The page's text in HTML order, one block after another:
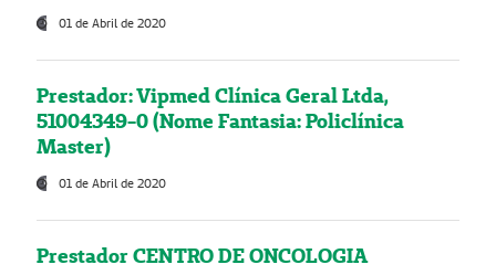
01 de Abril de 2020
Prestador: Vipmed Clínica Geral Ltda,
51004349-0 (Nome Fantasia: Policlínica
Master)
01 de Abril de 2020
Prestador CENTRO DE ONCOLOGIA